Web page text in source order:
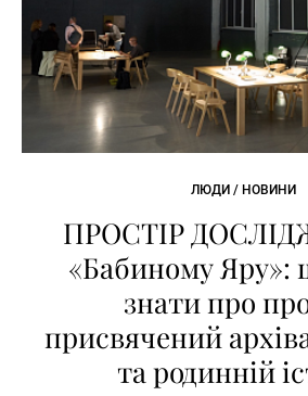
ЛЮДИ / НОВИНИ
ПРОСТІР
«Бабиному Яру»:
знати про
присвячений
та родинній